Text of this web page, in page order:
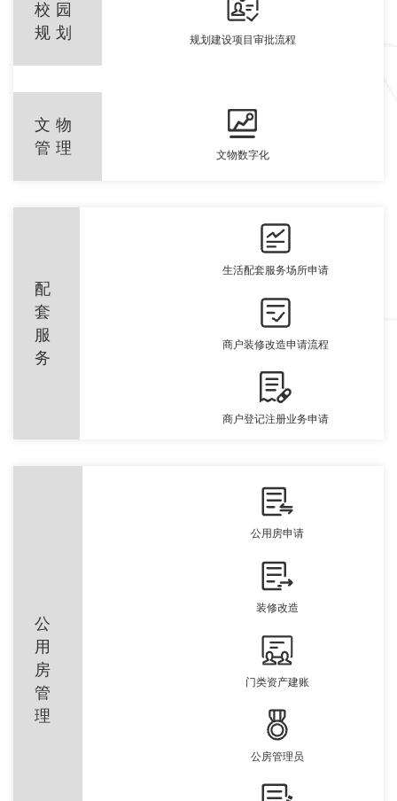
校园
规划
规划建设项目审批流程
文物
管理
文物数字化
配
套
服
务
生活配套服务场所申请
商户装修改造申请流程
商户登记注册业务申请
公
用
房
管
理
公用房申请
装修改造
门类资产建账
公房管理员